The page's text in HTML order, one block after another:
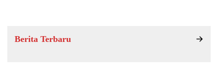
Berita Terbaru